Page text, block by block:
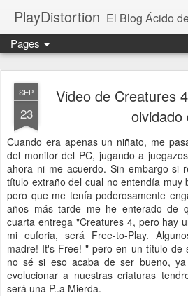
PlayDistortion El Blog Ácido
Pages
SEP
23
Video de Creatures
olvidado
Cuando era apenas un niñato, me
del monitor del PC, jugando a
ahora ni me acuerdo. Sin embargo si
título extraño del cual no entendía muy
pero que me tenía poderosamente
años más tarde me he enterado de
cuarta entrega "Creatures 4, pero hay
mi euforia, será Free-to-Play.
madre! It's Free! " pero en un título de
no sé si eso acaba de ser bueno,
evolucionar a nuestras criaturas
será una P..a Mierda.